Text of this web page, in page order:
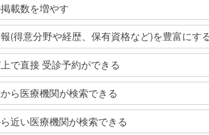
載数を増やす
(得意分野や経歴、保有資格など)を豊富にす
で直接 受診予約ができる
ら医療機関が検索できる
近い医療機関が検索できる